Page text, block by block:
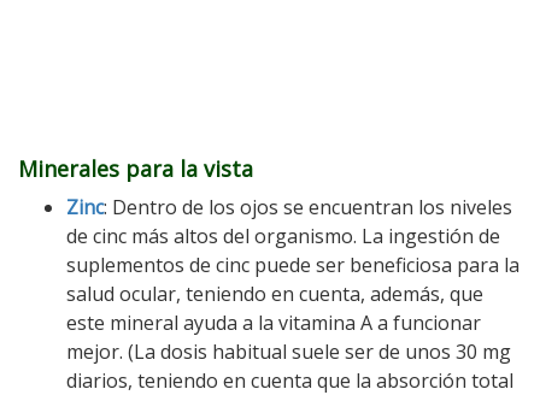
Minerales para la vista
Zinc: Dentro de los ojos se encuentran los niveles
de cinc más altos del organismo. La ingestión de
suplementos de cinc puede ser beneficiosa para la
salud ocular, teniendo en cuenta, además, que
este mineral ayuda a la vitamina A a funcionar
mejor. (La dosis habitual suele ser de unos 30 mg
diarios, teniendo en cuenta que la absorción total